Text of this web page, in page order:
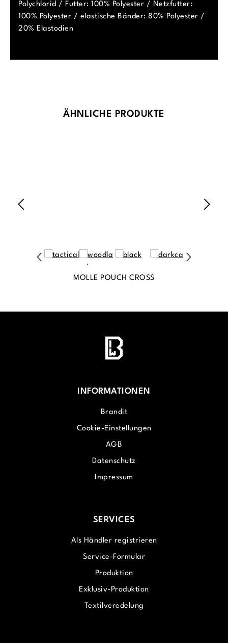
Polychlorid / Futter: 100% Polyester / Netzfutter:
100% Polyester / elastische Bänder: 80% Polyester /
20% Elastodien
Produktgalerie überspringen
ÄHNLICHE PRODUKTE
MOLLE POUCH CROSS
INFORMATIONEN
Brandit
Cookie-Einstellungen
AGB
Datenschutz
Impressum
SERVICES
Als Händler registrieren
Service-Formular
Produktion
Exklusiv-Produktion
Textilveredelung